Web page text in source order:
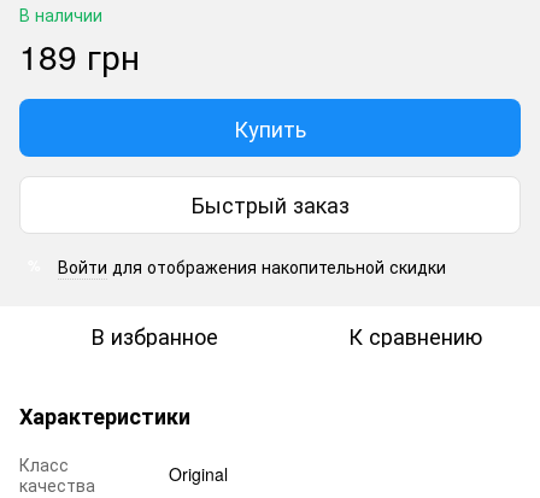
В наличии
189 грн
Купить
Быстрый заказ
Войти для отображения накопительной скидки
В избранное К сравнению
Характеристики
Класс
качества
Original